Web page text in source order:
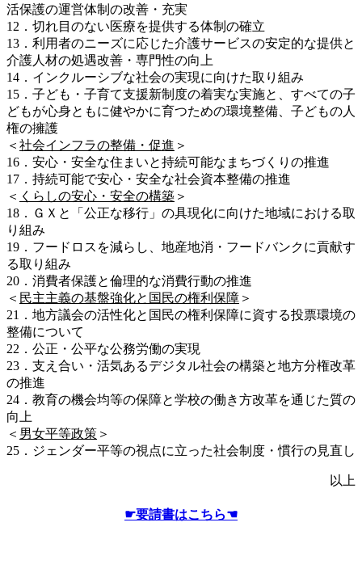
活保護の運営体制の改善・充実
12．切れ目のない医療を提供する体制の確立
13．利用者のニーズに応じた介護サービスの安定的な提供と
介護人材の処遇改善・専門性の向上
14．インクルーシブな社会の実現に向けた取り組み
15．子ども・子育て支援新制度の着実な実施と、すべての子
どもが心身ともに健やかに育つための環境整備、子どもの人
権の擁護
＜ 社会インフラの整備・促進 ＞
16．安心・安全な住まいと持続可能なまちづくりの推進
17．持続可能で安心・安全な社会資本整備の推進
＜ くらしの安心・安全の構築 ＞
18．ＧＸと「公正な移行」の具現化に向けた地域における取
り組み
19．フードロスを減らし、地産地消・フードバンクに貢献す
る取り組み
20．消費者保護と倫理的な消費行動の推進
＜ 民主主義の基盤強化と国民の権利保障 ＞
21．地方議会の活性化と国民の権利保障に資する投票環境の
整備について
22．公正・公平な公務労働の実現
23．支え合い・活気あるデジタル社会の構築と地方分権改革
の推進
24．教育の機会均等の保障と学校の働き方改革を通じた質の
向上
＜ 男女平等政策 ＞
25．ジェンダー平等の視点に立った社会制度・慣行の見直し
以上
☛要請書はこちら☚